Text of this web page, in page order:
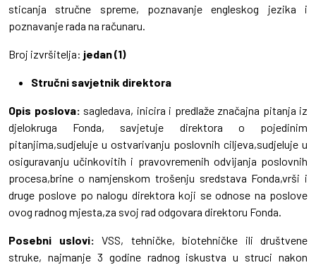
sticanja stručne spreme, poznavanje engleskog jezika i
poznavanje rada na računaru.
Broj izvršitelja: jedan (1)
Stručni savjetnik direktora
Opis poslova: sagledava, inicira i predlaže značajna pitanja iz
djelokruga Fonda, savjetuje direktora o pojedinim
pitanjima,sudjeluje u ostvarivanju poslovnih ciljeva,sudjeluje u
osiguravanju učinkovitih i pravovremenih odvijanja poslovnih
procesa,brine o namjenskom trošenju sredstava Fonda,vrši i
druge poslove po nalogu direktora koji se odnose na poslove
ovog radnog mjesta,za svoj rad odgovara direktoru Fonda.
Posebni uslovi: VSS, tehničke, biotehničke ili društvene
struke, najmanje 3 godine radnog iskustva u struci nakon